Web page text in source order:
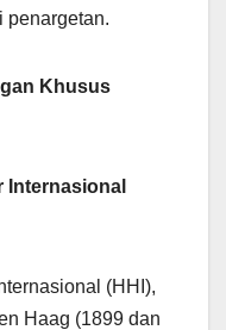
penargetan.
Khusus
Internasional
(HHI),
Haag (1899 dan